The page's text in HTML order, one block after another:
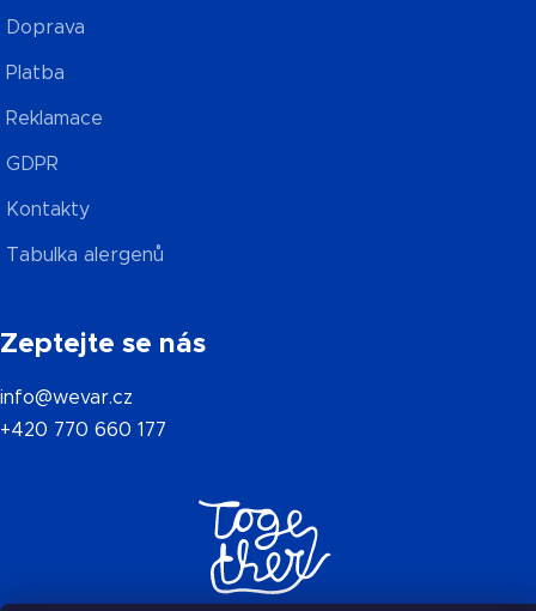
Doprava
Platba
Reklamace
GDPR
Kontakty
Tabulka alergenů
Zeptejte se nás
info@wevar.cz
+420 770 660 177